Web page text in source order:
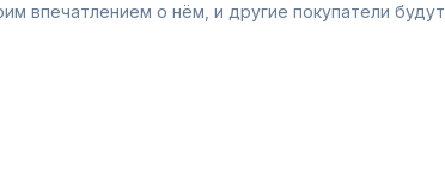
впечатлением о нём, и другие покупатели будут